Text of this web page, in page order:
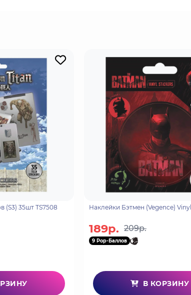
(S3) 35шт TS7508 Наклейки Бэтмен (Vegence)
189р. 209р.
9 Pop-Баллов
В КОРЗИНУ